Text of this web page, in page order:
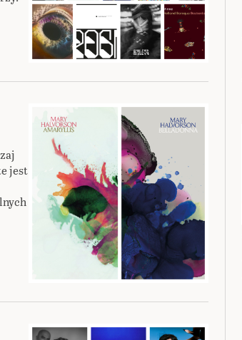
jest